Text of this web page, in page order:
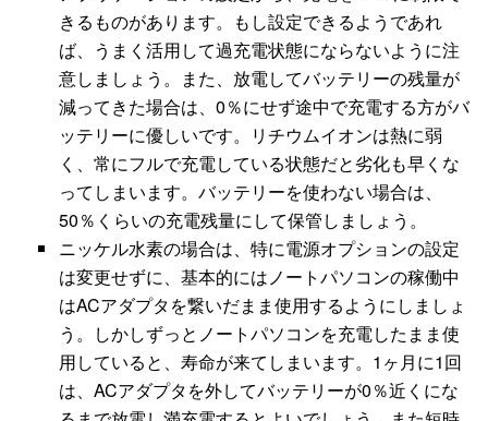
きるものがあります。もし設定できるようであれ
ば、うまく活用して過充電状態にならないように注
意しましょう。また、放電してバッテリーの残量が
減ってきた場合は、0％にせず途中で充電する方がバ
ッテリーに優しいです。リチウムイオンは熱に弱
く、常にフルで充電している状態だと劣化も早くな
ってしまいます。バッテリーを使わない場合は、
50％くらいの充電残量にして保管しましょう。
ニッケル水素の場合は、特に電源オプションの設定
は変更せずに、基本的にはノートパソコンの稼働中
はACアダプタを繋いだまま使用するようにしましょ
う。しかしずっとノートパソコンを充電したまま使
用していると、寿命が来てしまいます。1ヶ月に1回
は、ACアダプタを外してバッテリーが0％近くにな